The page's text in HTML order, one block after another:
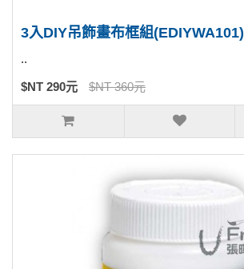
3入DIY吊飾畫布框組(EDIYWA101)
..
$NT 290元 $NT 360元